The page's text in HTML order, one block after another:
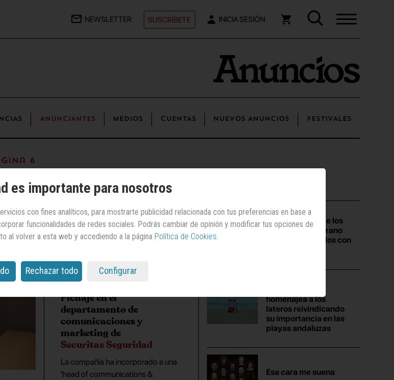
NEWSLETTER SUSCRÍBETE INICIA SESIÓN
ANUNCIANTES MEDIOS CUENTAS NUEVOS ANUNCIOS FESTIVALES
6
Fichaje en el
departamento de
comunicaciones y
marketing de
Securitas Seguridad
La compañía ha incorporado a una
'head of communications &
Vueling convierte los
recuerdos de verano
en imanes creados con
homenajea a los
lateros reivindicando
su importancia en las
playas andaluzas
Esa cara me suena
es importante para nosotros
con fines analíticos, para mostrarte publicidad relacionada con tus preferencias en base a
funcionalidades de redes sociales. Podrás cambiar de opinión y modificar tus opciones de
al volver a esta web y accediendo a la página Política de Cookies.
Rechazar todo Configurar